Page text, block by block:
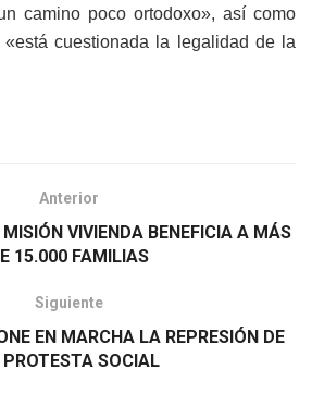
camino poco ortodoxo», así como
cuestionada la legalidad de la
Anterior
VIVIENDA BENEFICIA A MÁS
15.000 FAMILIAS
Siguiente
EN MARCHA LA REPRESIÓN DE
SOCIAL